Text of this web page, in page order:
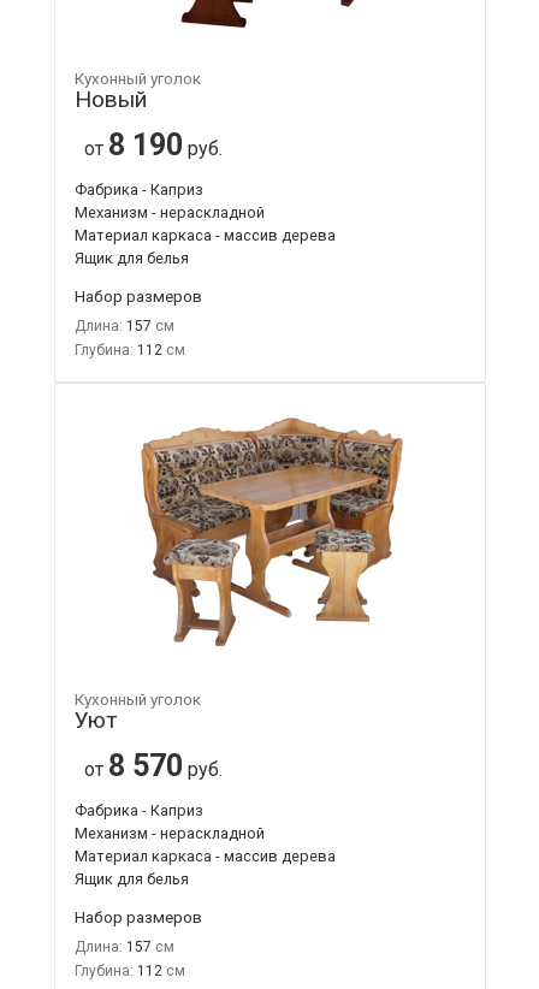
Кухонный уголок
Новый
от 8 190 руб.
Фабрика - Каприз
Механизм - нераскладной
Материал каркаса - массив дерева
Ящик для белья
Набор размеров
Длина: 157
Глубина: 112
Кухонный уголок
Уют
от 8 570 руб.
Фабрика - Каприз
Механизм - нераскладной
Материал каркаса - массив дерева
Ящик для белья
Набор размеров
Длина: 157
Глубина: 112